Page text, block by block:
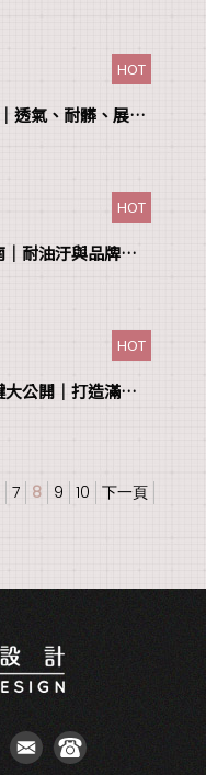
HOT
工作服挑選3大重點｜透氣、耐髒、展現品牌形象
HOT
餐飲業制服設計指南｜耐油汙與品牌形象兼具的完美選擇
HOT
材質與設計選擇關鍵大公開｜打造滿意的公司制服
7 8 9 10 下一頁